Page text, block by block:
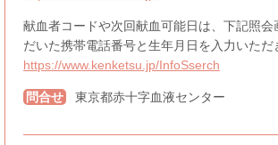
献血者コードや次回献血可能日は、下記照
だいた携帯電話番号と生年月日を入力いた
https://www.kenketsu.jp/InfoSserch
問合せ 東京都赤十字血液センター